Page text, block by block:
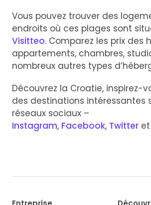
Vous pouvez trouver des
endroits où ces plages sont
Visitteo. Comparez les prix des
appartements, chambres,
nombreux autres types
Découvrez la Croatie, inspirez-
des destinations intéressantes
réseaux sociaux –
Instagram, Facebook, Twitter et